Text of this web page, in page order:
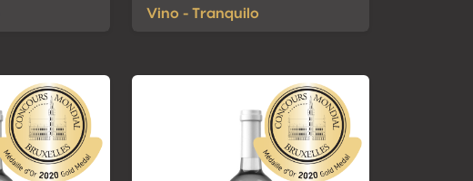
Vino - Tranquilo